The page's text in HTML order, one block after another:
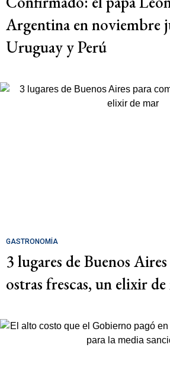
Argentina en noviembre
Uruguay y Perú
GASTRONOMÍA
3 lugares de Buenos
ostras frescas, un elixir